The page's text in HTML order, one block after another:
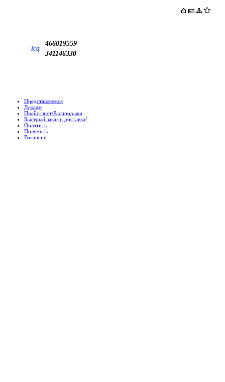
icq
466019559
341146330
Представляемся
Делаем
Прайс-лист/Распродажа
Быстрый заказ и доставка!
Оплатить
Получить
Вакансии